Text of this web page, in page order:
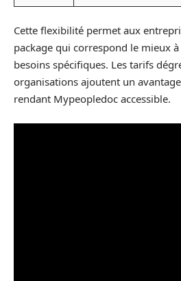
Cette flexibilité permet aux
package qui correspond le mieux
besoins spécifiques. Les tarifs
organisations ajoutent un
rendant Mypeopledoc accessible.